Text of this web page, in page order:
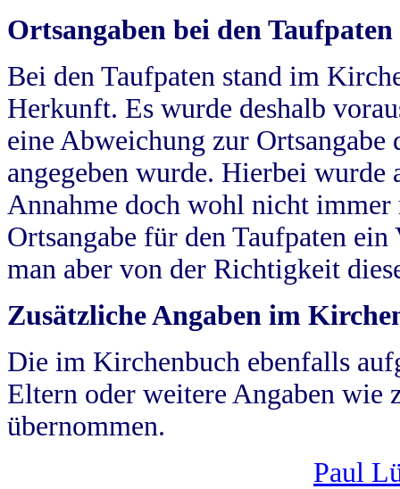
Ortsangaben bei den Taufpaten
Bei den Taufpaten stand im
Herkunft. Es wurde deshalb
eine Abweichung zur
angegeben wurde. Hierbei wurde
Annahme doch wohl nicht
Ortsangabe für den Taufpaten
man aber von der Richtigkeit
Zusätzliche Angaben im
Die im Kirchenbuch ebenfalls
Eltern oder weitere Angaben wie
übernommen.
Paul